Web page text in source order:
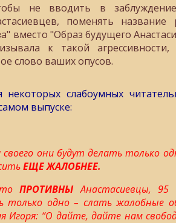
не вводить в
поменять
вместо "Образ будущего
к такой агрессивности,
слово ваших опусов.
некоторых слабоумных
выпуске:
они будут делать только
ЕЩЕ ЖАЛОБНЕЕ.
ПРОТИВНЫАнастасиевцы, 95
только одно – слать жалобные
Игоря: “О дайте, дайте нам